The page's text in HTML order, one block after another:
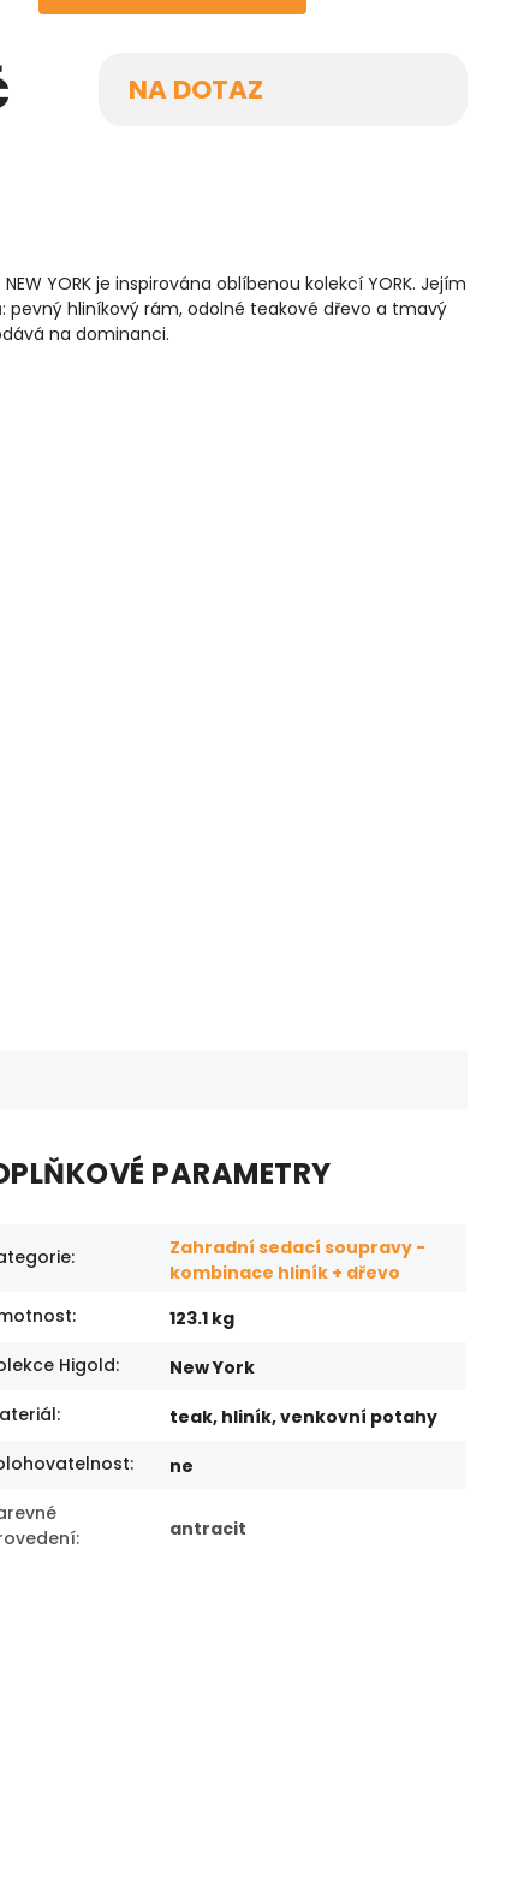
NA DOTAZ
YORK je inspirována oblíbenou kolekcí YORK. Jejím
pevný hliníkový rám, odolné teakové dřevo a tmavý
na dominanci.
PARAMETRY
:
Zahradní sedací soupravy -
kombinace hliník + dřevo
:
123.1 kg
Higold:
New York
:
teak, hliník, venkovní potahy
:
ne
: antracit